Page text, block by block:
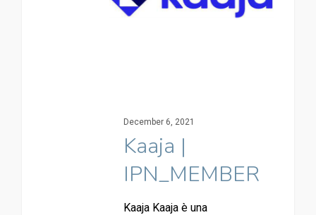
December 6, 2021
Kaaja |
IPN_MEMBER
Kaaja Kaaja è una